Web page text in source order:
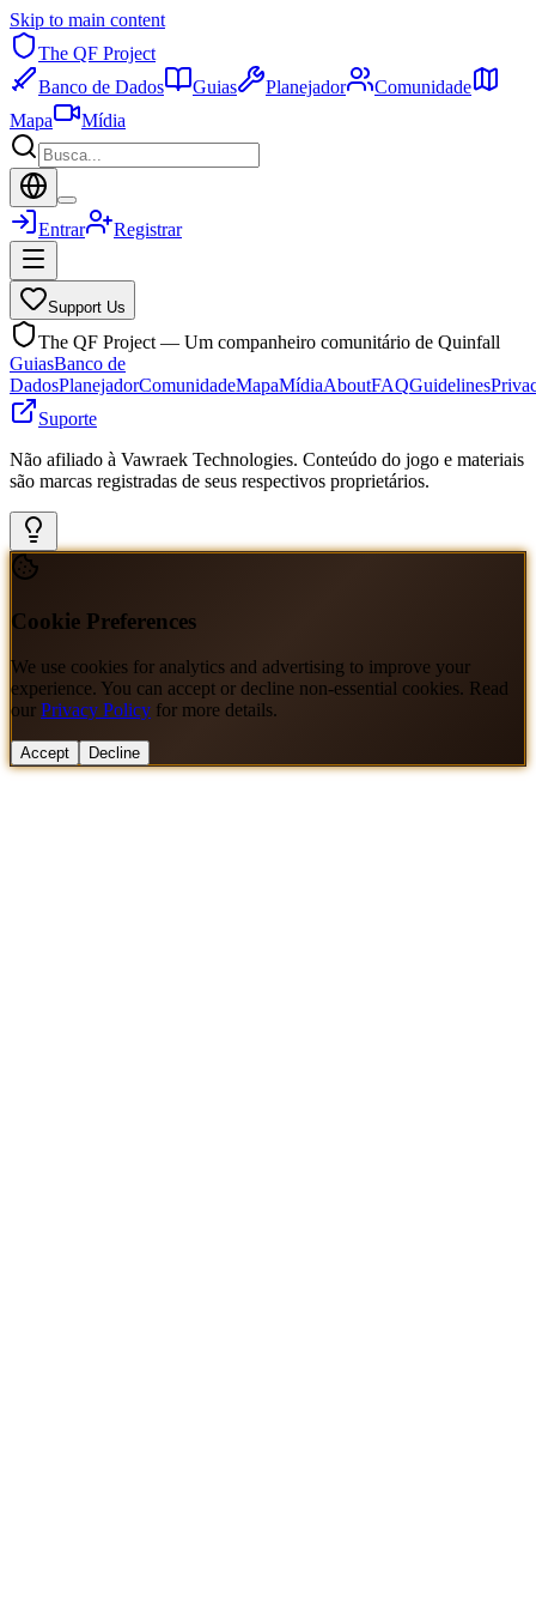
Skip to main content
The QF Project
Banco de Dados
Guias Planejador
Comunidade
Mapa
Mídia
Entrar Registrar
Support Us
The QF Project — Um companheiro comunitário de Quinfall
GuiasBanco de
DadosPlanejadorComunidadeMapaMídiaAboutFAQGuidelines
Suporte
Não afiliado à Vawraek Technologies. Conteúdo do jogo e materiais
são marcas registradas de seus respectivos proprietários.
Cookie Preferences
We use cookies for analytics and advertising to improve your
experience. You can accept or decline non-essential cookies. Read
our Privacy Policy for more details.
Accept Decline